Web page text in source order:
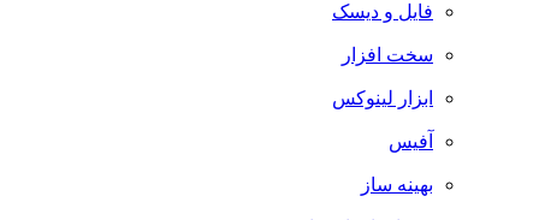
فایل و دیسک
سخت افزار
ابزار لینوکس
آفیس
بهینه ساز